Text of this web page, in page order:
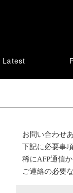
Latest
お問い合わせ
下記に必要事
稀にAFP通信
ご連絡の必要